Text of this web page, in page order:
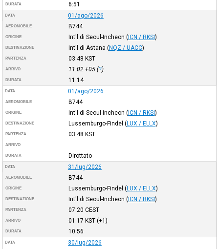
DURATA 6:51
DATA 01/ago/2026
AEROMOBILE B744
ORIGINE Int'l di Seoul-Incheon (ICN / RKSI)
DESTINAZIONE Int'l di Astana (NQZ / UACC)
PARTENZA 03:48 KST
ARRIVO 11:02 +05(?)
DURATA 11:14
DATA 01/ago/2026
AEROMOBILE B744
ORIGINE Int'l di Seoul-Incheon (ICN / RKSI)
DESTINAZIONE Lussemburgo-Findel (LUX / ELLX)
PARTENZA 03:48 KST
ARRIVO
DURATA Dirottato
DATA 31/lug/2026
AEROMOBILE B744
ORIGINE Lussemburgo-Findel (LUX / ELLX)
DESTINAZIONE Int'l di Seoul-Incheon (ICN / RKSI)
PARTENZA 07:20 CEST
ARRIVO 01:17 KST(+1)
DURATA 10:56
DATA 30/lug/2026